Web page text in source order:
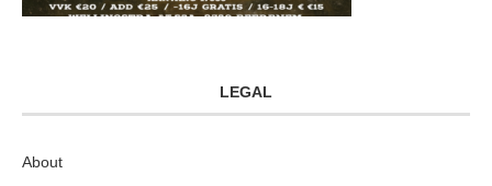
LEGAL
About